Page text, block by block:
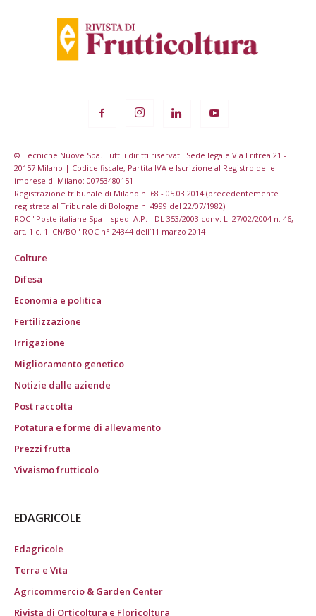
© Tecniche Nuove Spa. Tutti i diritti riservati. Sede legale Via Eritrea 21 -
20157 Milano | Codice fiscale, Partita IVA e Iscrizione al Registro delle
imprese di Milano: 00753480151
Registrazione tribunale di Milano n. 68 - 05.03.2014 (precedentemente
registrata al Tribunale di Bologna n. 4999 del 22/07/1982)
ROC "Poste italiane Spa – sped. A.P. - DL 353/2003 conv. L. 27/02/2004 n. 46,
art. 1 c. 1: CN/BO" ROC n° 24344 dell’11 marzo 2014
Colture
Difesa
Economia e politica
Fertilizzazione
Irrigazione
Miglioramento genetico
Notizie dalle aziende
Post raccolta
Potatura e forme di allevamento
Prezzi frutta
Vivaismo frutticolo
EDAGRICOLE
Edagricole
Terra e Vita
Agricommercio & Garden Center
Rivista di Orticoltura e Floricoltura